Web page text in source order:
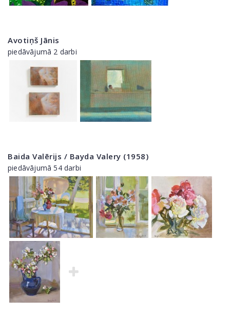
Avotiņš Jānis
piedāvājumā 2 darbi
Baida Valērijs / Bayda Valery (1958)
piedāvājumā 54 darbi